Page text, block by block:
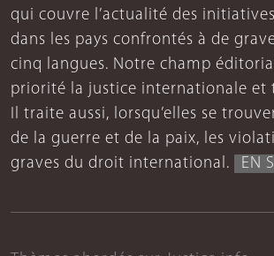
qui couvre l’actualité des
dans les pays confrontés à de
cinq langues. Notre champ
priorité la justice internationale et
Il traite aussi, lorsqu’elles se
de la guerre et de la paix, les
graves du droit international.
EN